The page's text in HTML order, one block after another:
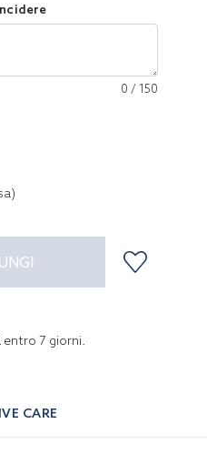
0 /150
entro 7 giorni.
CARE